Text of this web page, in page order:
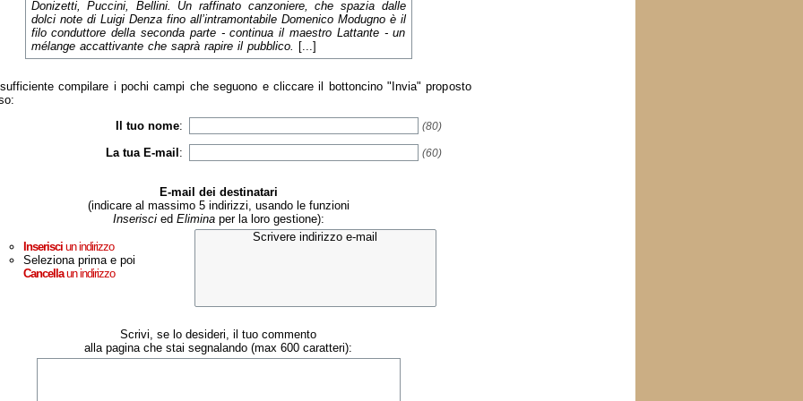
Donizetti, Puccini, Bellini. Un raffinato canzoniere, che spazia dalle
dolci note di Luigi Denza fino all’intramontabile Domenico Modugno è il
filo conduttore della seconda parte - continua il maestro Lattante - un
mélange accattivante che saprà rapire il pubblico. [...]
compilare i pochi campi che seguono e cliccare il bottoncino "Invia" proposto
Il tuo nome: (80)
La tua E-mail : (60)
E-mail dei destinatari
(indicare al massimo 5 indirizzi, usando le funzioni
Inseriscied Eliminaper la loro gestione):
Inserisciun indirizzo
Seleziona prima e poi
Cancellaun indirizzo
Scrivi, se lo desideri, il tuo commento
alla pagina che stai segnalando (max 600 caratteri):